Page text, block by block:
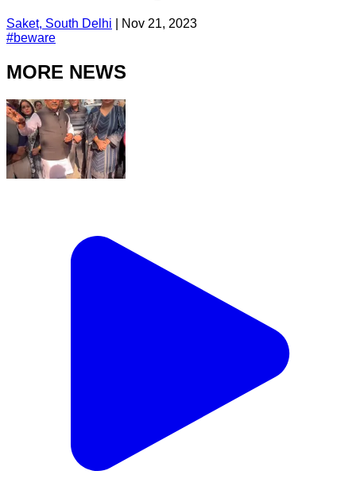
Saket, South Delhi
Nov 21, 2023
#beware
MORE NEWS